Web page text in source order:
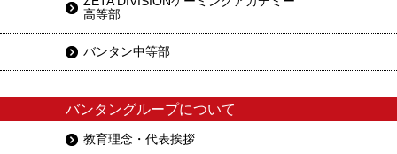
高等部
バンタン中等部
バンタングループについて
教育理念・代表挨拶